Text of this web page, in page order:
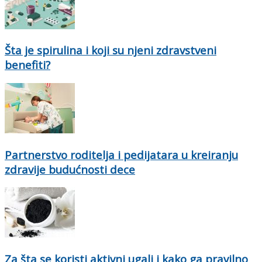
Šta je spirulina i koji su njeni zdravstveni
benefiti?
Partnerstvo roditelja i pedijatara u kreiranju
zdravije budućnosti dece
Za šta se koristi aktivni ugalj i kako ga pravilno